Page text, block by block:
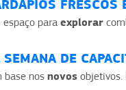
FRESCOS
espaço para explorar
DE
base nos novos objetivos.